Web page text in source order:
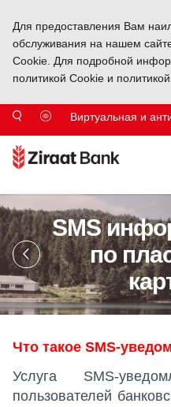
Для предоставления Вам
обслуживания на нашем
Cookie. Для подробной
политикой Cookie и
Виртуальная и
SMS
по
Что такое SMS-
Услуга SMS-
пользователей